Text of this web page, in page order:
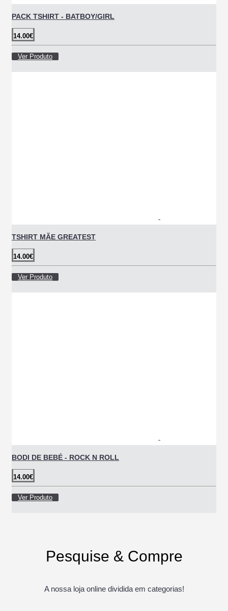
PACK TSHIRT - BATBOY/GIRL
14.00€
Ver Produto
TSHIRT MÃE GREATEST
14.00€
Ver Produto
BODI DE BEBÉ - ROCK N ROLL
14.00€
Ver Produto
Pesquise & Compre
A nossa loja online dividida em categorias!